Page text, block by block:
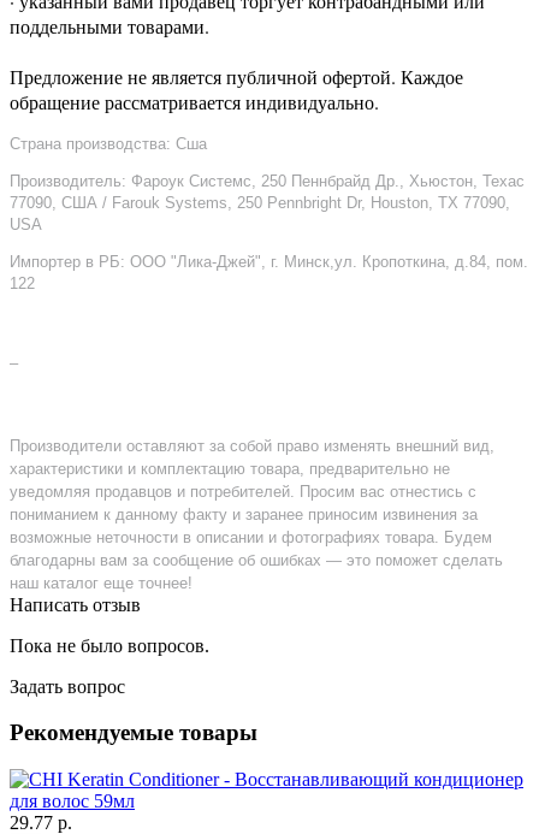
поддельными товарами.
Предложение не является публичной офертой. Каждое
обращение рассматривается индивидуально.
Страна производства: Сша
Производитель: Фароук Системс, 250 Пеннбрайд Др., Хьюстон, Техас
77090, США / Farouk Systems, 250 Pennbright Dr, Houston, TX 77090,
USA
Импортер в РБ: ООО "Лика-Джей", г. Минск,ул. Кропоткина, д.84, пом.
122
–
Производители оставляют за собой право изменять внешний вид,
характеристики и комплектацию товара, предварительно не
уведомляя продавцов и потребителей. Просим вас отнестись с
пониманием к данному факту и заранее приносим извинения за
возможные неточности в описании и фотографиях товара. Будем
благодарны вам за сообщение об ошибках — это поможет сделать
наш каталог еще точнее!
Написать отзыв
Пока не было вопросов.
Задать вопрос
Рекомендуемые товары
29.77 р.